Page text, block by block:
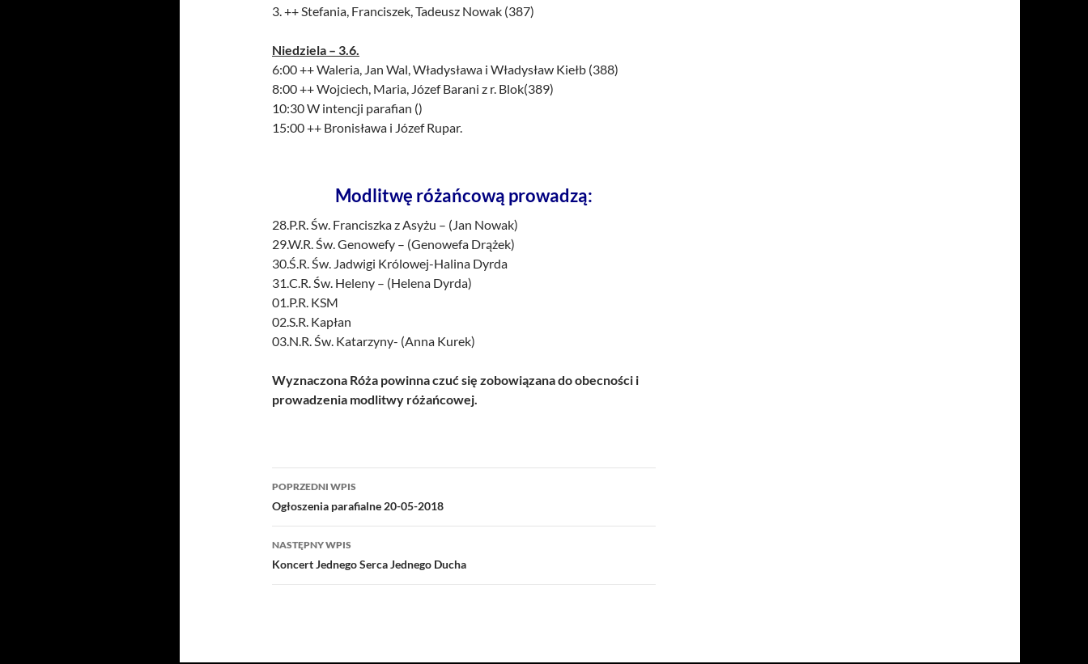
3. ++ Stefania, Franciszek, Tadeusz Nowak (387)
Niedziela – 3.6.
6:00 ++ Waleria, Jan Wal, Władysława i Władysław Kiełb (388)
8:00 ++ Wojciech, Maria, Józef Barani z r. Blok(389)
10:30 W intencji parafian ()
15:00 ++ Bronisława i Józef Rupar.
Modlitwę różańcową prowadzą:
28.P.R. Św. Franciszka z Asyżu – (Jan Nowak)
29.W.R. Św. Genowefy – (Genowefa Drążek)
30.Ś.R. Św. Jadwigi Królowej-Halina Dyrda
31.C.R. Św. Heleny – (Helena Dyrda)
01.P.R. KSM
02.S.R. Kapłan
03.N.R. Św. Katarzyny- (Anna Kurek)
Wyznaczona Róża powinna czuć się zobowiązana do obecności i
prowadzenia modlitwy różańcowej.
Nawigacja
wpisu
POPRZEDNI WPIS
Ogłoszenia parafialne 20-05-2018
NASTĘPNY WPIS
Koncert Jednego Serca Jednego Ducha